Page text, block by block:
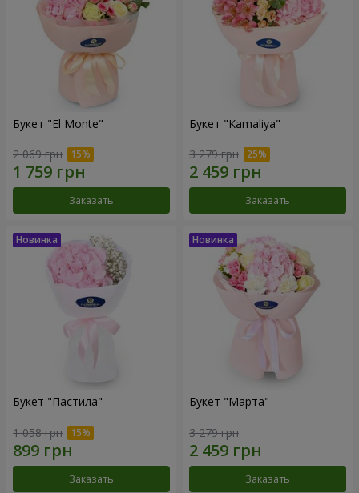
Букет "El Monte"
2 069 грн
Заказать
Букет "Kamaliya"
3 279 грн
Заказать
Букет "Пастила"
1 058 грн
Заказать
Букет "Марта"
3 279 грн
Заказать